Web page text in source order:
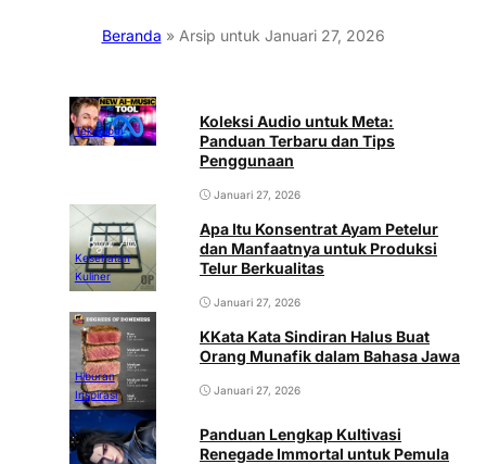
Beranda » Arsip untuk Januari 27, 2026
Teknologi
Koleksi Audio untuk Meta:
Panduan Terbaru dan Tips
Penggunaan
Januari 27, 2026
Kesehatan
Kuliner
Apa Itu Konsentrat Ayam Petelur
dan Manfaatnya untuk Produksi
Telur Berkualitas
Januari 27, 2026
Hiburan
Inspirasi
KKata Kata Sindiran Halus Buat
Orang Munafik dalam Bahasa Jawa
Januari 27, 2026
Panduan Lengkap Kultivasi
Renegade Immortal untuk Pemula